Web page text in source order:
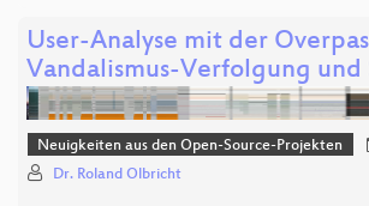
User-Analyse mit der
Vandalismus-Verfolgung und
Neuigkeiten aus den Open-Source-Projekten
Dr. Roland Olbricht